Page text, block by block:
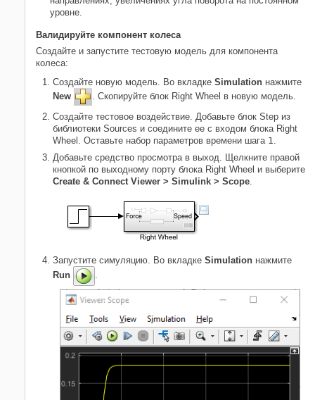
уровне.
Валидируйте компонент колеса
Создайте и запустите тестовую модель для компонента
колеса:
Создайте новую модель. Во вкладке Simulation нажмите
New
. Скопируйте блок Right Wheel в новую модель.
Создайте тестовое воздействие. Добавьте блок Step из
библиотеки Sources и соедините ее с входом блока Right
Wheel. Оставьте набор параметров времени шага 1
Добавьте средство просмотра в выход. Щелкните правой
кнопкой по выходному порту блока Right Wheel и выберите
Create & Connect Viewer > Simulink > Scope
Запустите симуляцию. Во вкладке Simulation нажмите
Run